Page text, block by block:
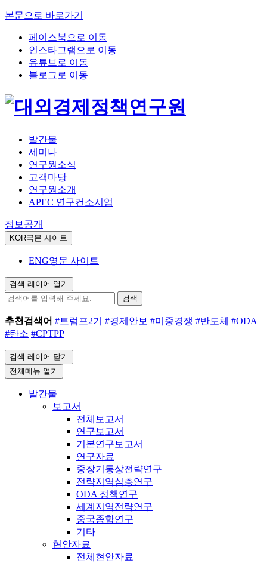
본문으로 바로가기
페이스북으로 이동
인스타그램으로 이동
유튜브로 이동
블로그로 이동
발간물
세미나
연구원소식
고객마당
연구원소개
APEC 연구컨소시엄
정보공개
KOR국문 사이트
ENG영문 사이트
검색 레이어 열기
검색
추천검색어 #트럼프2기 #경제안보 #미중경쟁 #반도체 #ODA
#탄소 #CPTPP
검색 레이어 닫기
전체메뉴 열기
발간물
보고서
전체보고서
연구보고서
기본연구보고서
연구자료
중장기통상전략연구
전략지역심층연구
ODA 정책연구
세계지역전략연구
중국종합연구
기타
현안자료
전체현안자료